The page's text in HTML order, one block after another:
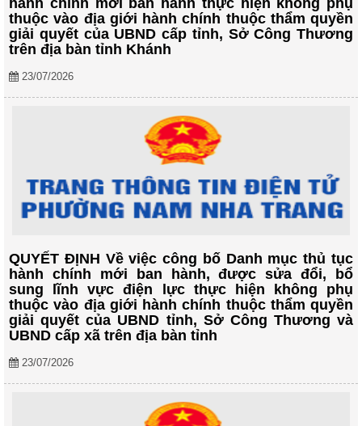
hành chính mới ban hành thực hiện không phụ
thuộc vào địa giới hành chính thuộc thẩm quyền
giải quyết của UBND cấp tỉnh, Sở Công Thương
trên địa bàn tỉnh Khánh
23/07/2026
QUYẾT ĐỊNH Về việc công bố Danh mục thủ tục
hành chính mới ban hành, được sửa đổi, bổ
sung lĩnh vực điện lực thực hiện không phụ
thuộc vào địa giới hành chính thuộc thẩm quyền
giải quyết của UBND tỉnh, Sở Công Thương và
UBND cấp xã trên địa bàn tỉnh
23/07/2026